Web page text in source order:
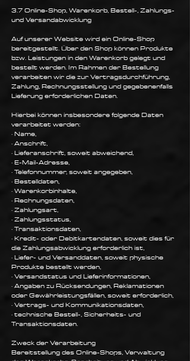
3.7 Online-Shop, Warenkorb, Bestell-, Zahlungs-
und Versandabwicklung
Auf unserer Website wird ein Online-Shop
bereitgestellt. Über den Shop können Produkte
bzw. Leistungen in den Warenkorb gelegt und
bestellt werden. Im Rahmen der Bestellung
verarbeiten wir die zur Vertragsdurchführung,
Zahlung, Rechnungsstellung und gegebenenfalls
Lieferung erforderlichen Daten.
Hierbei können insbesondere folgende Daten
verarbeitet werden:
· Name,
· Anschrift,
· Lieferanschrift, soweit abweichend,
· E-Mail-Adresse,
· Telefonnummer, soweit angegeben,
· Bestelldaten,
· Warenkorbinhalte,
· Rechnungsdaten,
· Zahlungsart,
· Zahlungsstatus,
· Transaktionsdaten,
· Kredit- oder Debitkartendaten, soweit dies für
die Zahlungsabwicklung erforderlich ist,
· Liefer- und Versanddaten, soweit physische
Produkte bestellt werden,
· Versandstatus und Lieferinformationen,
· Angaben zu Rücksendungen, Reklamationen
oder Gewährleistungsfällen, soweit erforderlich,
· Vertrags- und Kommunikationsdaten,
· technische Bestell-, Sicherheits- und
Transaktionsdaten.
Zweck der Verarbeitung
Bereitstellung des Online-Shops, Verwaltung